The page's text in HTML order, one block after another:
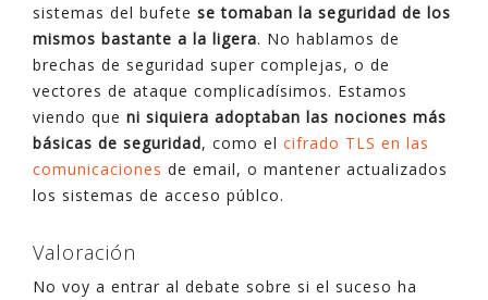
sistemas del bufete se tomaban la seguridad de los
mismos bastante a la ligera. No hablamos de
brechas de seguridad super complejas, o de
vectores de ataque complicadísimos. Estamos
viendo que ni siquiera adoptaban las nociones más
básicas de seguridad, como el cifrado TLS en las
comunicaciones de email, o mantener actualizados
los sistemas de acceso públco.
Valoración
No voy a entrar al debate sobre si el suceso ha